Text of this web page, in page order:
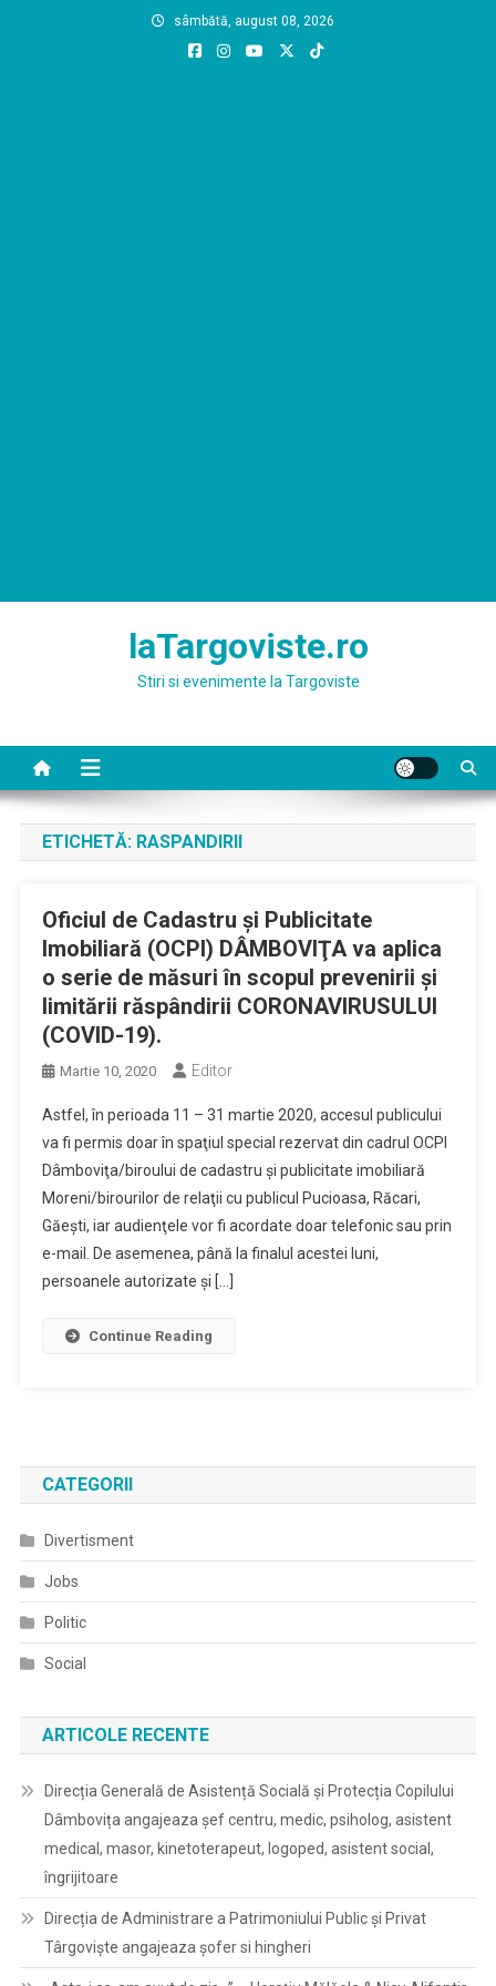
sâmbătă, august 08, 2026
laTargoviste.ro
Stiri si evenimente la Targoviste
ETICHETĂ: RASPANDIRII
Oficiul de Cadastru şi Publicitate
Imobiliară (OCPI) DÂMBOVIŢA va aplica
o serie de măsuri în scopul prevenirii şi
limitării răspândirii CORONAVIRUSULUI
(COVID-19).
Martie 10, 2020 Editor
Astfel, în perioada 11 – 31 martie 2020, accesul publicului
va fi permis doar în spaţiul special rezervat din cadrul OCPI
Dâmboviţa/biroului de cadastru şi publicitate imobiliară
Moreni/birourilor de relaţii cu publicul Pucioasa, Răcari,
Găeşti, iar audienţele vor fi acordate doar telefonic sau prin
e-mail. De asemenea, până la finalul acestei luni,
persoanele autorizate şi […]
Continue Reading
CATEGORII
Divertisment
Jobs
Politic
Social
ARTICOLE RECENTE
Direcția Generală de Asistență Socială și Protecția Copilului
Dâmbovița angajeaza șef centru, medic, psiholog, asistent
medical, masor, kinetoterapeut, logoped, asistent social,
îngrijitoare
Direcția de Administrare a Patrimoniului Public și Privat
Târgoviște angajeaza șofer si hingheri